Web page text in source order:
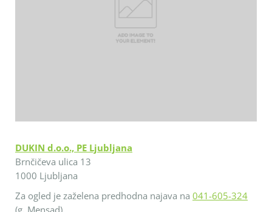
DUKIN d.o.o., PE Ljubljana
Brnčičeva ulica 13
1000 Ljubljana
Za ogled je zaželena predhodna najava na 041-605-324
(g. Mensad).